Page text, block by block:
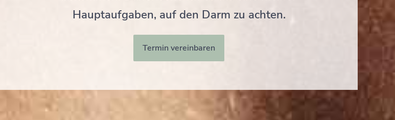
Hauptaufgaben, auf den Darm zu achten.
Termin vereinbaren